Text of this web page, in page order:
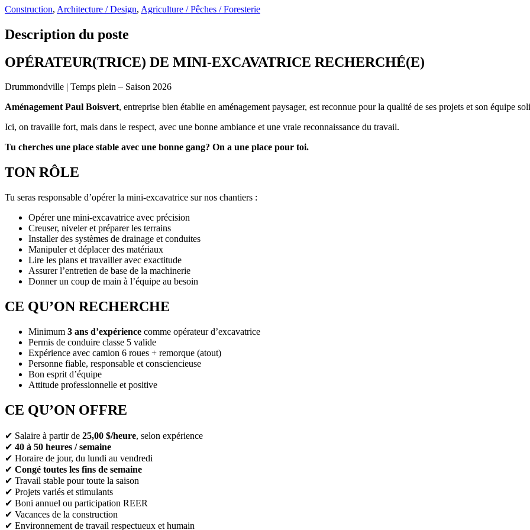
Construction, Architecture / Design, Agriculture / Pêches / Foresterie
Description du poste
OPÉRATEUR(TRICE) DE MINI-EXCAVATRICE RECHERCHÉ(E)
Drummondville | Temps plein – Saison 2026
Aménagement Paul Boisvert, entreprise bien établie en aménagement paysager, est reconnue pour la qualité de ses projets et son équipe
Ici, on travaille fort, mais dans le respect, avec une bonne ambiance et une vraie reconnaissance du travail.
Tu cherches une place stable avec une bonne gang? On a une place pour toi.
TON RÔLE
Tu seras responsable d’opérer la mini-excavatrice sur nos chantiers :
Opérer une mini-excavatrice avec précision
Creuser, niveler et préparer les terrains
Installer des systèmes de drainage et conduites
Manipuler et déplacer des matériaux
Lire les plans et travailler avec exactitude
Assurer l’entretien de base de la machinerie
Donner un coup de main à l’équipe au besoin
CE QU’ON RECHERCHE
Minimum 3 ans d’expérience comme opérateur d’excavatrice
Permis de conduire classe 5 valide
Expérience avec camion 6 roues + remorque (atout)
Personne fiable, responsable et consciencieuse
Bon esprit d’équipe
Attitude professionnelle et positive
CE QU’ON OFFRE
✔ Salaire à partir de 25,00 $/heure, selon expérience
✔ 40 à 50 heures / semaine
✔ Horaire de jour, du lundi au vendredi
✔ Congé toutes les fins de semaine
✔ Travail stable pour toute la saison
✔ Projets variés et stimulants
✔ Boni annuel ou participation REER
✔ Vacances de la construction
✔ Environnement de travail respectueux et humain